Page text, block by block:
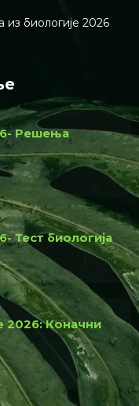
из биологије 2026
Решења
Тест биологија
2026: Коначни